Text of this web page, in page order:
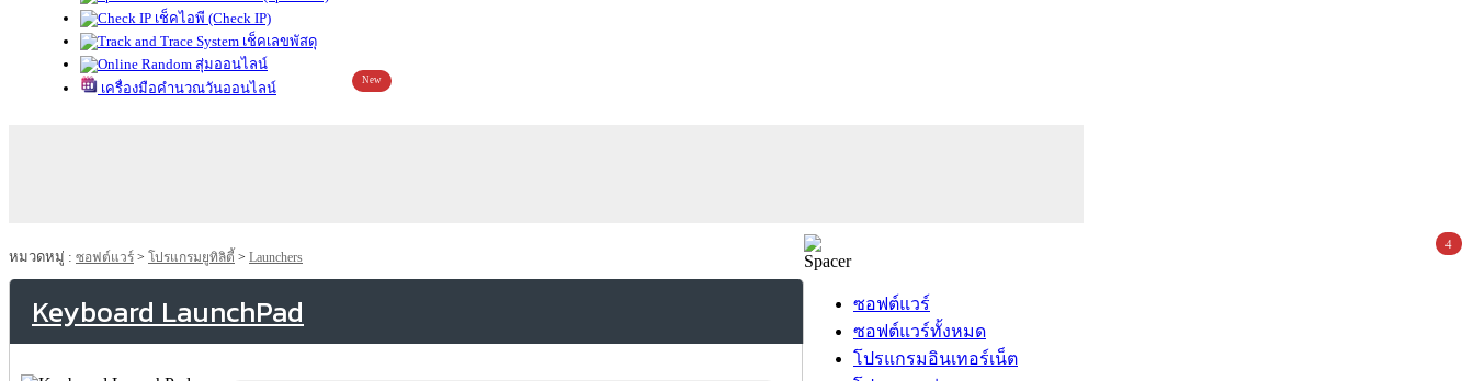
เช็คไอพี (Check IP)
เช็คเลขพัสดุ
สุ่มออนไลน์
เครื่องมือคำนวณวันออนไลน์
New
หมวดหมู่ : ซอฟต์แวร์ > โปรแกรมยูทิลิตี้ > Launchers
Keyboard LaunchPad
ซอฟต์แวร์
ซอฟต์แวร์ทั้งหมด
โปรแกรมอินเทอร์เน็ต
4